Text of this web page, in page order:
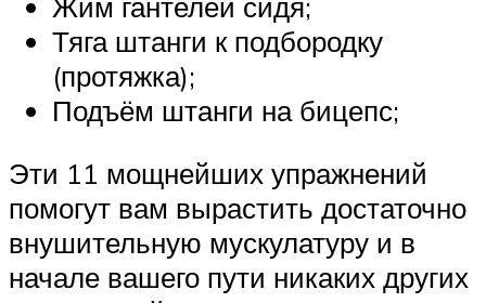
Жим гантелей сидя;
Тяга штанги к подбородку
(протяжка);
Подъём штанги на бицепс;
Эти 11 мощнейших упражнений
помогут вам вырастить достаточно
внушительную мускулатуру и в
начале вашего пути никаких других